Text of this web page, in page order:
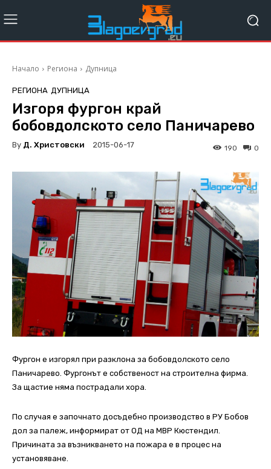
Начало Региона Дупница
РЕГИОНА ДУПНИЦА
Изгоря фургон край
бобовдолското село Паничарево
By Д. Христовски 2015-06-17 0
190
Фургон е изгорял при разклона за бобовдолското село
Паничарево. Фургонът е собственост на строителна фирма.
За щастие няма пострадали хора.
По случая е започнато досъдебно производство в РУ Бобов
дол за палеж, информират от ОД на МВР Кюстендил.
Причината за възникването на пожара е в процес на
установяване.